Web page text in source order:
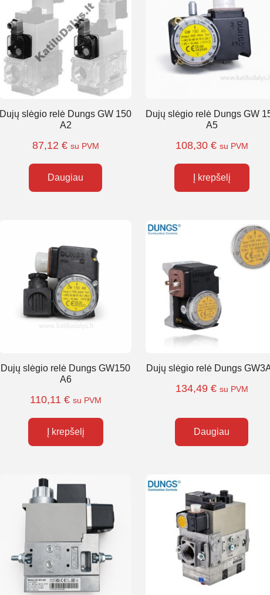
Dujų slėgio relė Dungs GW 150
A2
87,12 € su PVM
Daugiau
Dujų slėgio relė Dungs GW
A5
108,30 € su PVM
Į krepšelį
Dujų slėgio relė Dungs GW150
A6
110,11 € su PVM
Į krepšelį
Dujų slėgio relė Dungs
134,49 € su PVM
Daugiau